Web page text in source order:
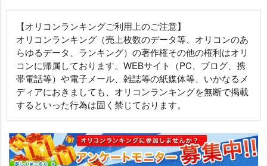
【オリコンランキングご利用上のご注意】
オリコンランキング（売上枚数のデータ等、オリコンのあ
らゆるデータ、ランキング）の著作権その他の権利はオリ
コンに帰属しております。WEBサイト（PC、ブログ、携
帯電話等）や電子メール、雑誌等の紙媒体等、いかなるメ
ディアにおきましても、オリコンランキングを無断で掲載
するといった行為は固く禁じております。